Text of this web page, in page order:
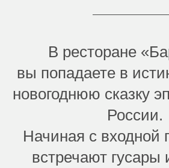
В ресторане
вы попадаете в
новогоднюю сказку
России.
Начиная с входной
встречают гусары